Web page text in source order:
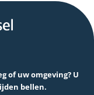
of uw omgeving? U
bellen.